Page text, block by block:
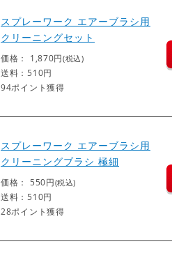
スプレーワーク エアーブラシ用
クリーニングセット
価格： 1,870円(税込)
送料：510円
94ポイント獲得
スプレーワーク エアーブラシ用
クリーニングブラシ 極細
価格： 550円(税込)
送料：510円
28ポイント獲得